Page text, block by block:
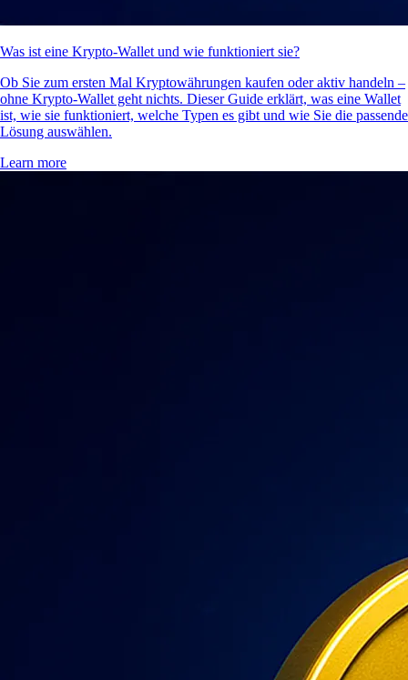
Was ist eine Krypto-Wallet und wie funktioniert sie?
Ob Sie zum ersten Mal Kryptowährungen kaufen oder aktiv handeln –
ohne Krypto-Wallet geht nichts. Dieser Guide erklärt, was eine Wallet
ist, wie sie funktioniert, welche Typen es gibt und wie Sie die passende
Lösung auswählen.
Learn more